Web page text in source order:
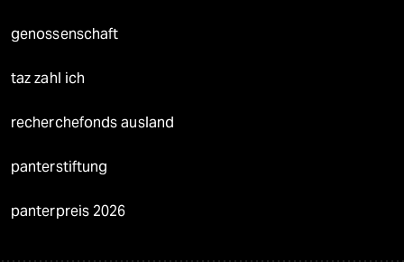
genossenschaft
taz zahl ich
recherchefonds ausland
panterstiftung
panterpreis 2026